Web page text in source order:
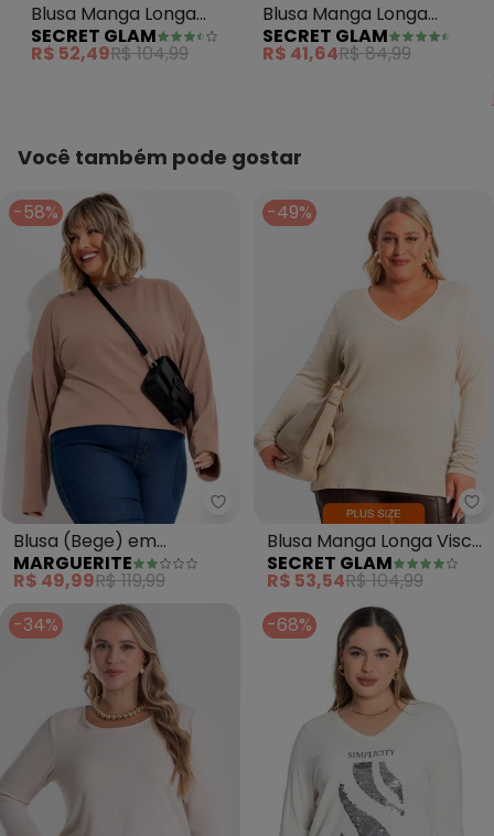
Blusa Manga Longa
Ribana Canelada Bege
SECRET GLAM
R$ 52,49R$ 104,99
Blusa Manga Longa
Viscotorcion Bege
SECRET GLAM
R$ 41,64R$ 84,99
Você também pode gostar
-58%
Marguerite - Blusa (Bege) em
Blusa (Bege) em
Moletinho
MARGUERITE
R$ 49,99R$ 119,99
-49%
Blusa Manga Longa Visco
Tricot (Bege)
SECRET GLAM
R$ 53,54R$ 104,99
-34%
-68%